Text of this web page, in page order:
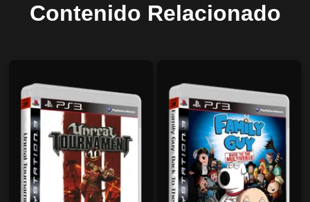
Contenido Relacionado